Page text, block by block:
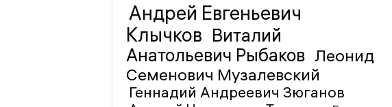
Андрей Евгеньевич
Клычков Виталий
Анатольевич Рыбаков Леонид
Семенович Музалевский
Геннадий Андреевич Зюганов